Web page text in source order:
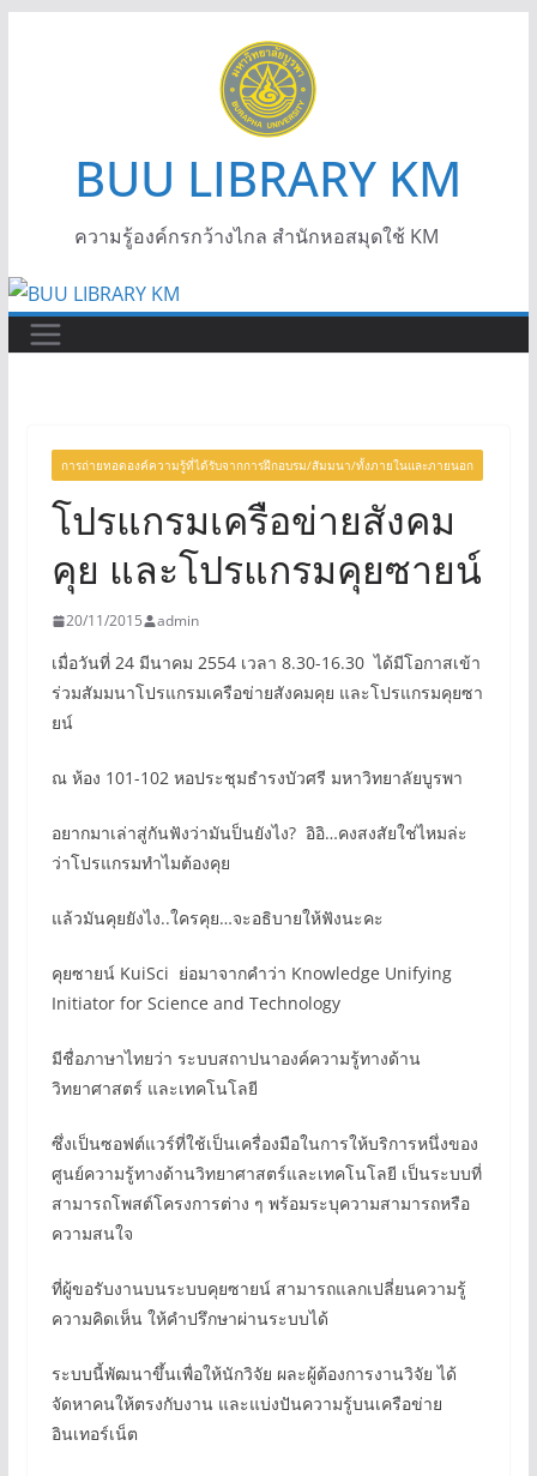
BUU LIBRARY KM
ความรู้องค์กรกว้างไกล สำนักหอสมุดใช้ KM
การถ่ายทอดองค์ความรู้ที่ได้รับจากการฝึกอบรม/สัมมนา/ทั้งภายในและภายนอก
โปรแกรมเครือข่ายสังคม
คุย และโปรแกรมคุยซายน์
20/11/2015 admin
เมื่อวันที่ 24 มีนาคม 2554 เวลา 8.30-16.30 ได้มีโอกาสเข้า
ร่วมสัมมนาโปรแกรมเครือข่ายสังคมคุย และโปรแกรมคุยซา
ยน์
ณ ห้อง 101-102 หอประชุมธำรงบัวศรี มหาวิทยาลัยบูรพา
อยากมาเล่าสู่กันฟังว่ามันป็นยังไง? อิอิ…คงสงสัยใช่ไหมล่ะ
ว่าโปรแกรมทำไมต้องคุย
แล้วมันคุยยังไง..ใครคุย…จะอธิบายให้ฟังนะคะ
คุยซายน์ KuiSci ย่อมาจากคำว่า Knowledge Unifying
Initiator for Science and Technology
มีชื่อภาษาไทยว่า ระบบสถาปนาองค์ความรู้ทางด้าน
วิทยาศาสตร์ และเทคโนโลยี
ซึ่งเป็นซอฟต์แวร์ที่ใช้เป็นเครื่องมือในการให้บริการหนึ่งของ
ศูนย์ความรู้ทางด้านวิทยาศาสตร์และเทคโนโลยี เป็นระบบที่
สามารถโพสต์โครงการต่าง ๆ พร้อมระบุความสามารถหรือ
ความสนใจ
ที่ผู้ขอรับงานบนระบบคุยซายน์ สามารถแลกเปลี่ยนความรู้
ความคิดเห็น ให้คำปรึกษาผ่านระบบได้
ระบบนี้พัฒนาขึ้นเพื่อให้นักวิจัย ผละผู้ต้องการงานวิจัย ได้
จัดหาคนให้ตรงกับงาน และแบ่งปันความรู้บนเครือข่าย
อินเทอร์เน็ต